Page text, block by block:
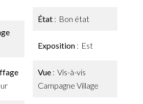
État Bon état
Exposition Est
Vue
Vis-à-vis
Campagne Village